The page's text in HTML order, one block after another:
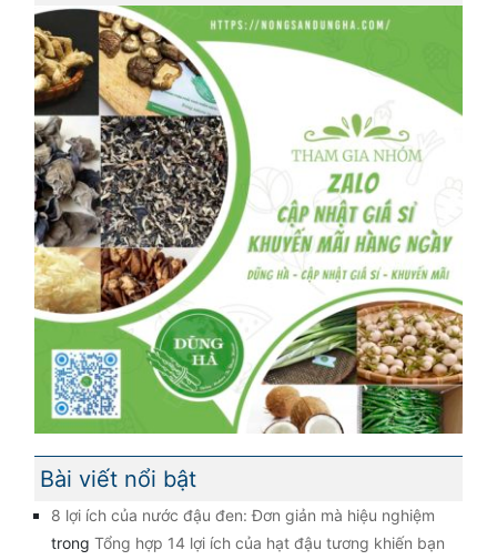
Bài viết nổi bật
8 lợi ích của nước đậu đen: Đơn giản mà hiệu nghiệm
trong Tổng hợp 14 lợi ích của hạt đậu tương khiến bạn